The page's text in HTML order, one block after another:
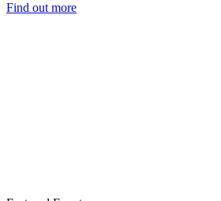
Find out more